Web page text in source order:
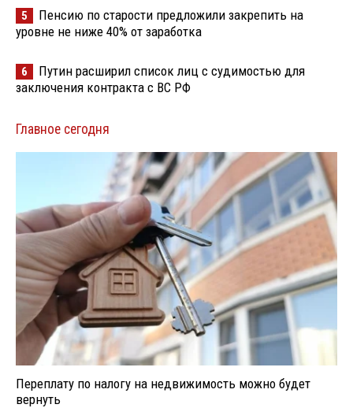
5
Пенсию по старости предложили закрепить на
уровне не ниже 40% от заработка
6
Путин расширил список лиц с судимостью для
заключения контракта с ВС РФ
Главное сегодня
Переплату по налогу на недвижимость можно будет
вернуть